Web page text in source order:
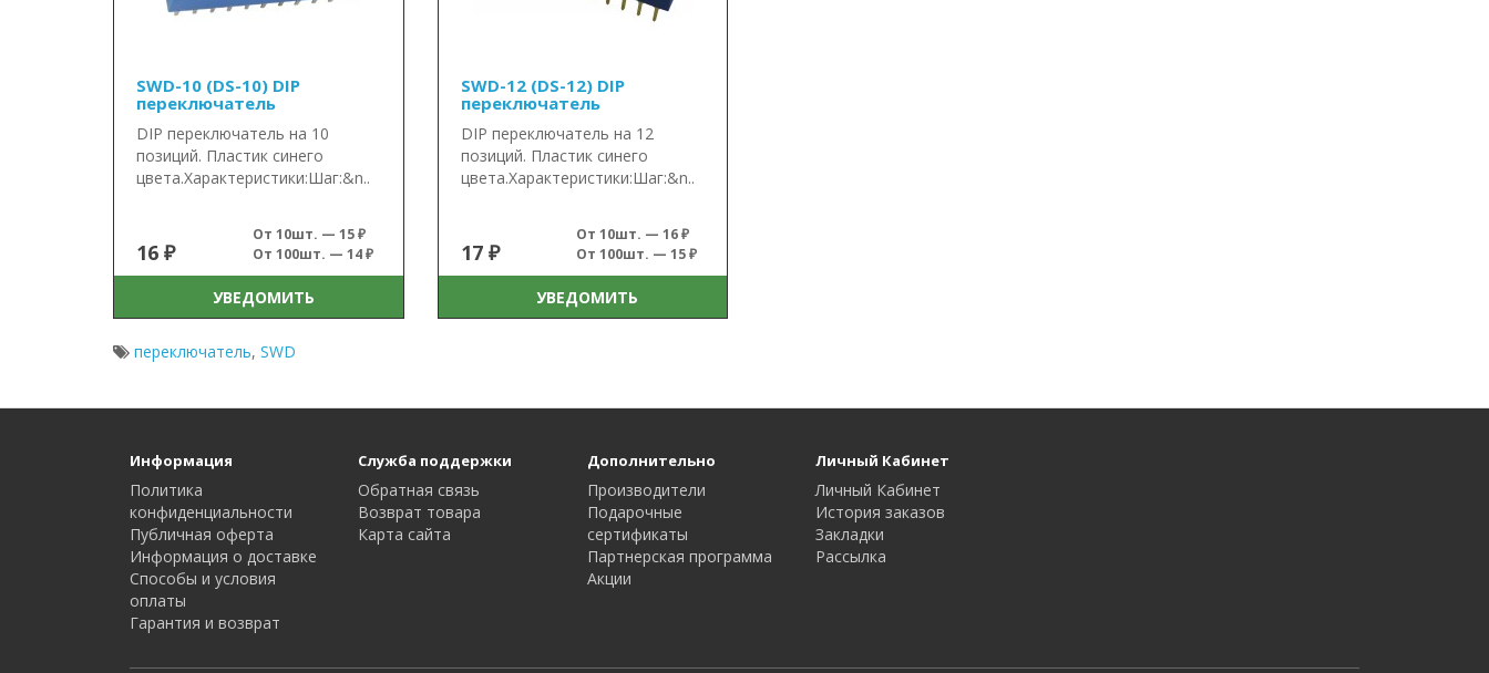
SWD-10 (DS-10) DIP
переключатель
DIP переключатель на 10
позиций. Пластик синего
цвета.Характеристики:Шаг:&n..
16 ₽
От 10шт. — 15 ₽
От 100шт. — 14 ₽
УВЕДОМИТЬ
SWD-12 (DS-12) DIP
переключатель
DIP переключатель на 12
позиций. Пластик синего
цвета.Характеристики:Шаг:&n..
17 ₽
От 10шт. — 16 ₽
От 100шт. — 15 ₽
УВЕДОМИТЬ
переключатель, SWD
Информация
Политика
конфиденциальности
Публичная оферта
Информация о доставке
Способы и условия
оплаты
Гарантия и возврат
Служба поддержки
Обратная связь
Возврат товара
Карта сайта
Дополнительно
Производители
Подарочные
сертификаты
Партнерская программа
Акции
Личный Кабинет
Личный Кабинет
История заказов
Закладки
Рассылка